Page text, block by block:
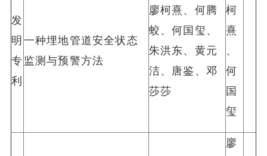
发
明
专
利
一种埋地管道安全状态
监测与预警方法
廖柯熹、何腾
蛟、何国玺、
朱洪东、黄元
洁、唐鉴、邓
莎莎
柯
熹
、
何
国
玺
廖